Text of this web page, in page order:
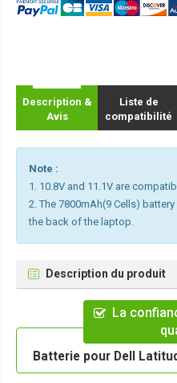
Description &
Avis
Liste de
compatibilité
Note :
1. 10.8V and 11.1V are
2. The 7800mAh(9 Cells)
the back of the laptop.
Description du produit
La
Batterie pour Dell